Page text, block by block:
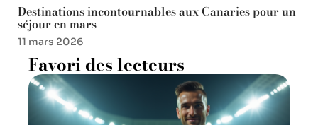
Destinations incontournables aux Canaries pour un
séjour en mars
11 mars 2026
Favori des lecteurs